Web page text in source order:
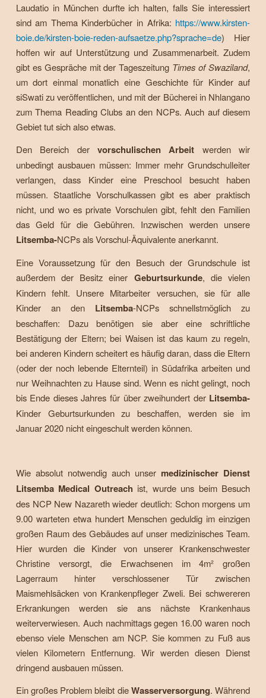
Laudatio in München durfte ich halten, falls Sie interessiert
sind am Thema Kinderbücher in Afrika: https://www.kirsten-
boie.de/kirsten-boie-reden-aufsaetze.php?sprache=de) Hier
hoffen wir auf Unterstützung und Zusammenarbeit. Zudem
gibt es Gespräche mit der Tageszeitung Times of Swaziland,
um dort einmal monatlich eine Geschichte für Kinder auf
siSwati zu veröffentlichen, und mit der Bücherei in Nhlangano
zum Thema Reading Clubs an den NCPs. Auch auf diesem
Gebiet tut sich also etwas.
Den Bereich der vorschulischen Arbeit werden wir
unbedingt ausbauen müssen: Immer mehr Grundschulleiter
verlangen, dass Kinder eine Preschool besucht haben
müssen. Staatliche Vorschulkassen gibt es aber praktisch
nicht, und wo es private Vorschulen gibt, fehlt den Familien
das Geld für die Gebühren. Inzwischen werden unsere
Litsemba-NCPs als Vorschul-Äquivalente anerkannt.
Eine Voraussetzung für den Besuch der Grundschule ist
außerdem der Besitz einer Geburtsurkunde, die vielen
Kindern fehlt. Unsere Mitarbeiter versuchen, sie für alle
Kinder an den Litsemba-NCPs schnellstmöglich zu
beschaffen: Dazu benötigen sie aber eine schriftliche
Bestätigung der Eltern; bei Waisen ist das kaum zu regeln,
bei anderen Kindern scheitert es häufig daran, dass die Eltern
(oder der noch lebende Elternteil) in Südafrika arbeiten und
nur Weihnachten zu Hause sind. Wenn es nicht gelingt, noch
bis Ende dieses Jahres für über zweihundert der Litsemba-
Kinder Geburtsurkunden zu beschaffen, werden sie im
Januar 2020 nicht eingeschult werden können.
Wie absolut notwendig auch unser medizinischer Dienst
Litsemba Medical Outreach ist, wurde uns beim Besuch
des NCP New Nazareth wieder deutlich: Schon morgens um
9.00 warteten etwa hundert Menschen geduldig im einzigen
großen Raum des Gebäudes auf unser medizinisches Team.
Hier wurden die Kinder von unserer Krankenschwester
Christine versorgt, die Erwachsenen im 4m² großen
Lagerraum hinter verschlossener Tür zwischen
Maismehlsäcken von Krankenpfleger Zweli. Bei schwereren
Erkrankungen werden sie ans nächste Krankenhaus
weiterverwiesen. Auch nachmittags gegen 16.00 waren noch
ebenso viele Menschen am NCP. Sie kommen zu Fuß aus
vielen Kilometern Entfernung. Wir werden diesen Dienst
dringend ausbauen müssen.
Ein großes Problem bleibt dieWasserversorgung. Während